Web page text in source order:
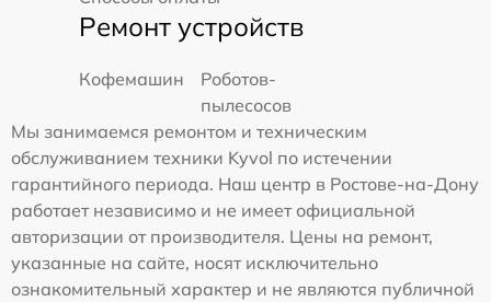
Ремонт устройств
Кофемашин
Роботов-
пылесосов
Мы занимаемся ремонтом и техническим
обслуживанием техники Kyvol по истечении
гарантийного периода. Наш центр в Ростове-на-Дону
работает независимо и не имеет официальной
авторизации от производителя. Цены на ремонт,
указанные на сайте, носят исключительно
ознакомительный характер и не являются публичной